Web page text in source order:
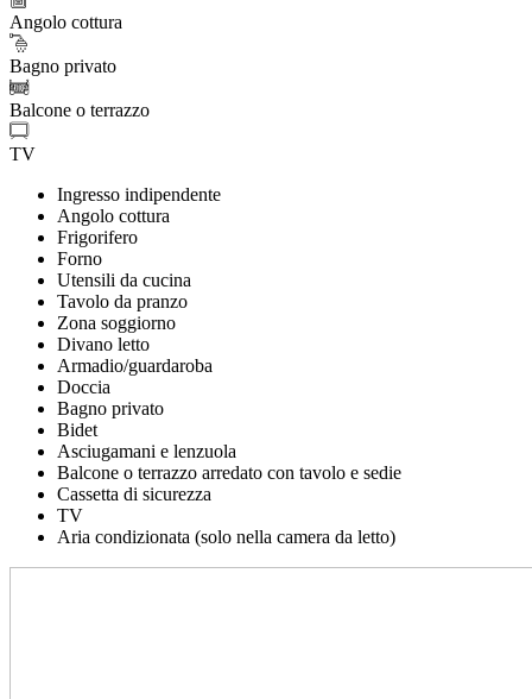
Angolo cottura
Bagno privato
Balcone o terrazzo
TV
Ingresso indipendente
Angolo cottura
Frigorifero
Forno
Utensili da cucina
Tavolo da pranzo
Zona soggiorno
Divano letto
Armadio/guardaroba
Doccia
Bagno privato
Bidet
Asciugamani e lenzuola
Balcone o terrazzo arredato con tavolo e sedie
Cassetta di sicurezza
TV
Aria condizionata (solo nella camera da letto)